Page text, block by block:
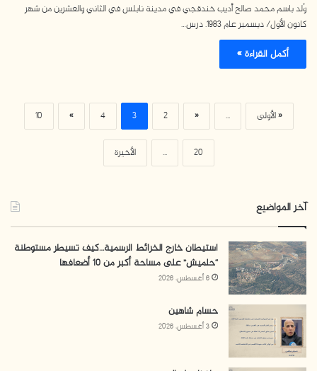
وُلد باسم محمد صالح أديب خندقجي في مدينة نابلس في الثاني والعشرين من شهر
كانون الأول/ ديسمبر عام 1983. درس…
أكمل القراءة »
« الأولى ...
«
2
3
4
»
10
20
... الأخيرة
آخر المواضيع
استيطان خارج الخرائط الرسمية…كيف تسيطر مستوطنة
“حلميش” على مساحة أكبر من 10 أضعافها
6 أغسطس، 2026
حسام شاهين
3 أغسطس، 2026